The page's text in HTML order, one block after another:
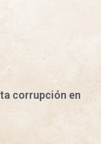
corrupción en